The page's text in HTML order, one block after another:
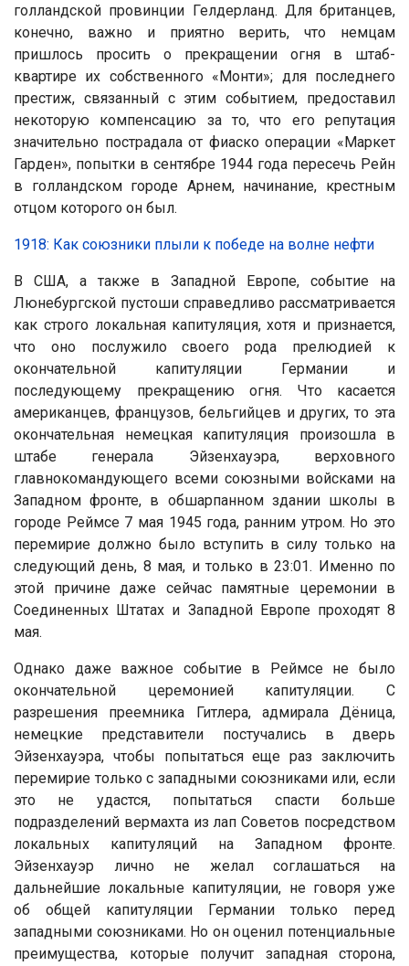
голландской провинции Гелдерланд. Для британцев,
конечно, важно и приятно верить, что немцам
пришлось просить о прекращении огня в штаб-
квартире их собственного «Монти»; для последнего
престиж, связанный с этим событием, предоставил
некоторую компенсацию за то, что его репутация
значительно пострадала от фиаско операции «Маркет
Гарден», попытки в сентябре 1944 года пересечь Рейн
в голландском городе Арнем, начинание, крестным
отцом которого он был.
1918: Как союзники плыли к победе на волне нефти
В США, а также в Западной Европе, событие на
Люнебургской пустоши справедливо рассматривается
как строго локальная капитуляция, хотя и признается,
что оно послужило своего рода прелюдией к
окончательной капитуляции Германии и
последующему прекращению огня. Что касается
американцев, французов, бельгийцев и других, то эта
окончательная немецкая капитуляция произошла в
штабе генерала Эйзенхауэра, верховного
главнокомандующего всеми союзными войсками на
Западном фронте, в обшарпанном здании школы в
городе Реймсе 7 мая 1945 года, ранним утром. Но это
перемирие должно было вступить в силу только на
следующий день, 8 мая, и только в 23:01. Именно по
этой причине даже сейчас памятные церемонии в
Соединенных Штатах и ​​Западной Европе проходят 8
мая.
Однако даже важное событие в Реймсе не было
окончательной церемонией капитуляции. С
разрешения преемника Гитлера, адмирала Дёница,
немецкие представители постучались в дверь
Эйзенхауэра, чтобы попытаться еще раз заключить
перемирие только с западными союзниками или, если
это не удастся, попытаться спасти больше
подразделений вермахта из лап Советов посредством
локальных капитуляций на Западном фронте.
Эйзенхауэр лично не желал соглашаться на
дальнейшие локальные капитуляции, не говоря уже
об общей капитуляции Германии только перед
западными союзниками. Но он оценил потенциальные
преимущества, которые получит западная сторона,